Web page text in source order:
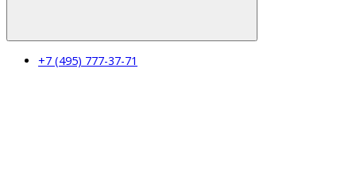
+7 (495) 777-37-71